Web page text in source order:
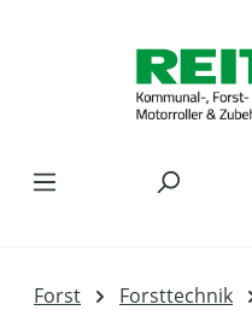
Forst Forsttechnik